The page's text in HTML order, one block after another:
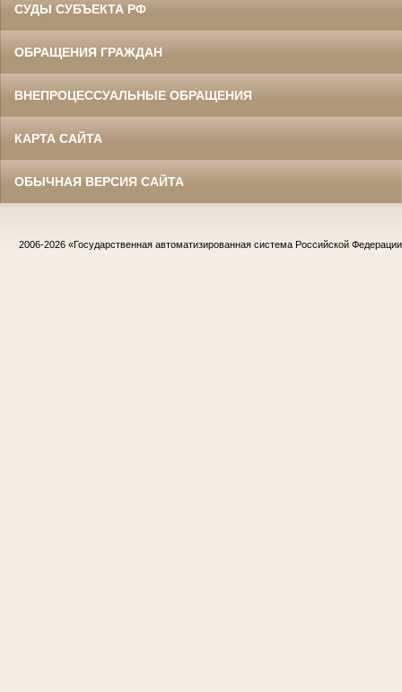
СУДЫ СУБЪЕКТА РФ
ОБРАЩЕНИЯ ГРАЖДАН
ВНЕПРОЦЕССУАЛЬНЫЕ ОБРАЩЕНИЯ
КАРТА САЙТА
ОБЫЧНАЯ ВЕРСИЯ САЙТА
2006-2026 «Государственная автоматизированная система Российской